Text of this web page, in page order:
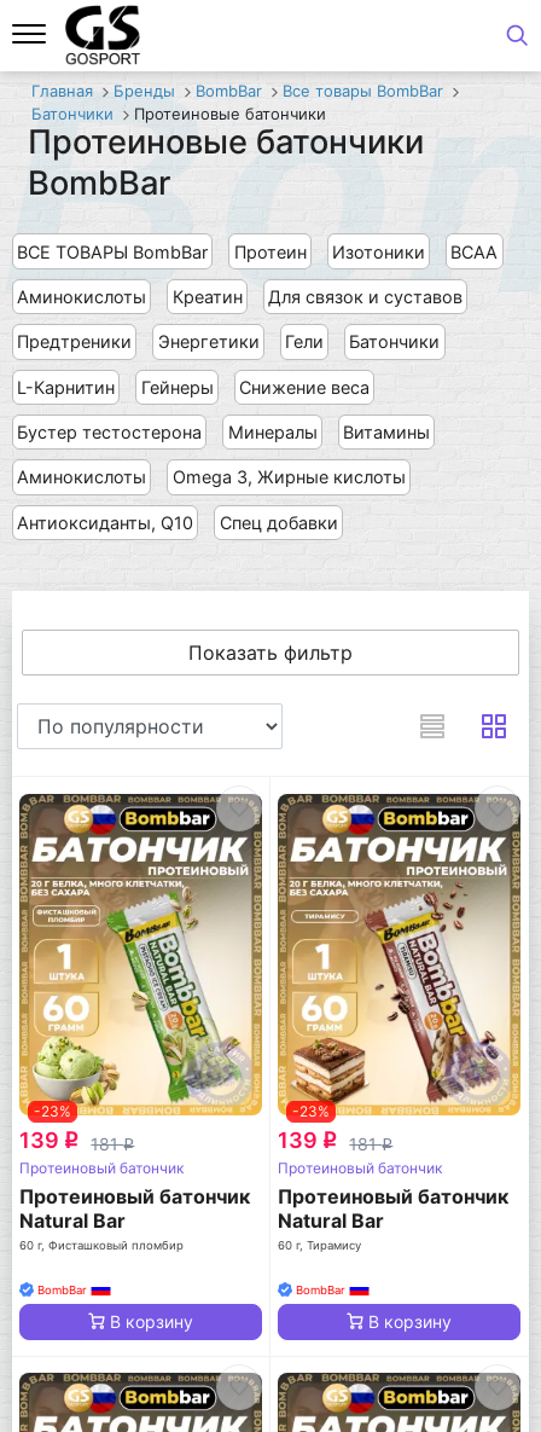
Главная Бренды BombBar
Все товары BombBar
Батончики
Протеиновые батончики
Протеиновые батончики
BombBar
ВСЕ ТОВАРЫ BombBar Протеин Изотоники BCAA
Аминокислоты Креатин Для связок и суставов
Предтреники Энергетики Гели Батончики
L-Карнитин Гейнеры Снижение веса
Бустер тестостерона Минералы Витамины
Аминокислоты Omega 3, Жирные кислоты
Антиоксиданты, Q10 Спец добавки
Показать фильтр
-23%
139 q 181q
Протеиновый батончик
Протеиновый батончик
Natural Bar
60 г, Фисташковый пломбир
BombBar
В корзину
-23%
139 q 181q
Протеиновый батончик
Протеиновый батончик
Natural Bar
60 г, Тирамису
BombBar
В корзину